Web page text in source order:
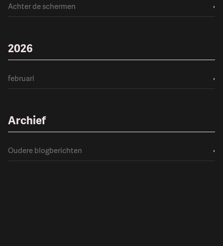
Achter de schermen
›
2026
februari ›
Archief
Oudere blogberichten ›